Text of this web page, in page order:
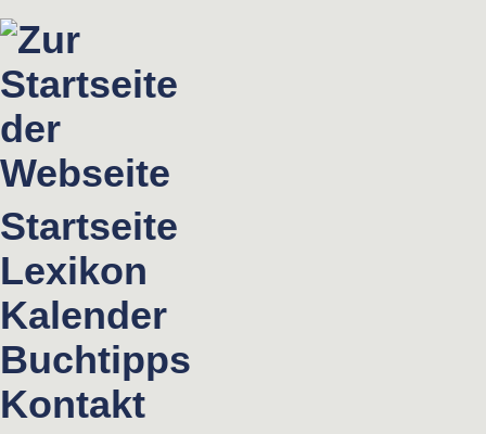
Startseite
Lexikon
Kalender
Buchtipps
Kontakt